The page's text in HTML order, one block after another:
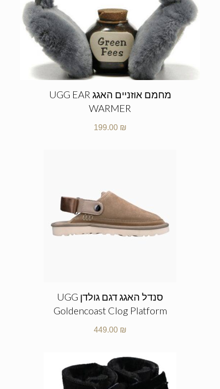
מחמם אוזניים האגג UGG EAR
WARMER
199.00 ₪
סנדל האגג דגם גולדן UGG
Goldencoast Clog Platform
449.00 ₪